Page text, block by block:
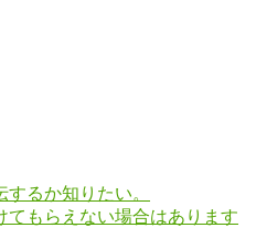
るか知りたい。
てもらえない場合はあります